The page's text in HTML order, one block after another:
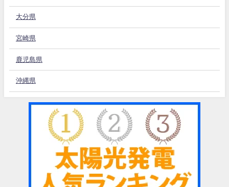
大分県
宮崎県
鹿児島県
沖縄県